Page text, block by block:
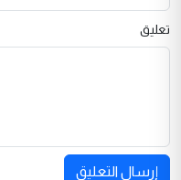
تعليق
إرسال التعليق